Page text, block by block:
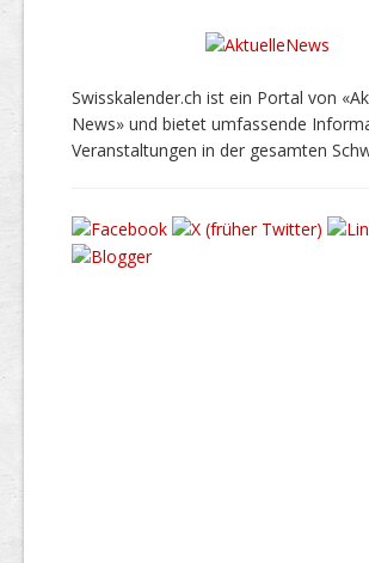
Swisskalender.ch ist ein Portal von
News» und bietet umfassende
Veranstaltungen in der gesamten